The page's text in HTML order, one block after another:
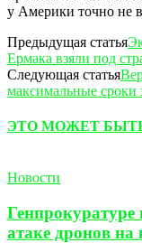
у Америки точно не
Предыдущая статья
Ермака взяли под
Следующая статья
максимальные сроки
ЭТО МОЖЕТ
Новости
Генпрокуратуре
атаке дронов